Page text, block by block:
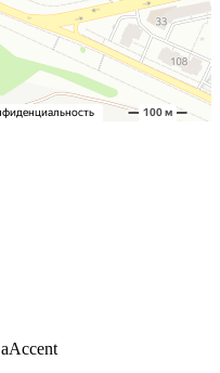
aAccent